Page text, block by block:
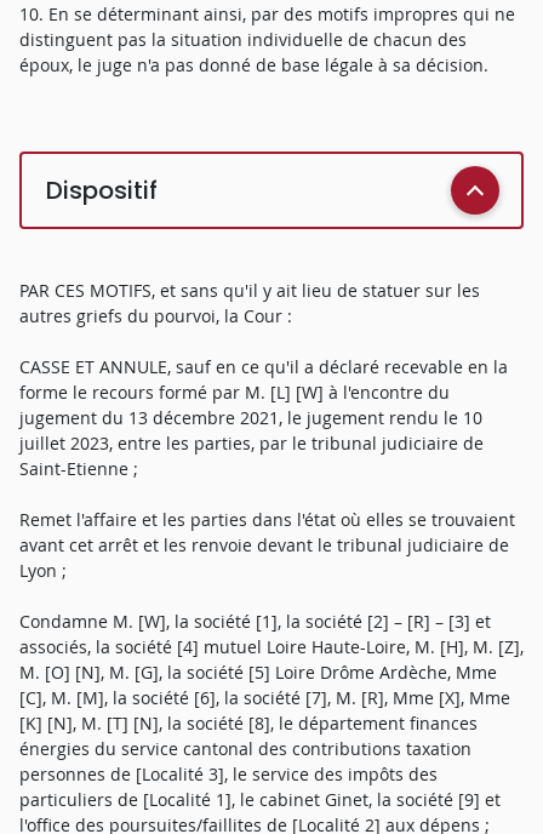
10. En se déterminant ainsi, par des motifs impropres qui ne
distinguent pas la situation individuelle de chacun des
époux, le juge n'a pas donné de base légale à sa décision.
Dispositif
PAR CES MOTIFS, et sans qu'il y ait lieu de statuer sur les
autres griefs du pourvoi, la Cour :
CASSE ET ANNULE, sauf en ce qu'il a déclaré recevable en la
forme le recours formé par M. [L] [W] à l'encontre du
jugement du 13 décembre 2021, le jugement rendu le 10
juillet 2023, entre les parties, par le tribunal judiciaire de
Saint-Etienne ;
Remet l'affaire et les parties dans l'état où elles se trouvaient
avant cet arrêt et les renvoie devant le tribunal judiciaire de
Lyon ;
Condamne M. [W], la société [1], la société [2] – [R] – [3] et
associés, la société [4] mutuel Loire Haute-Loire, M. [H], M. [Z],
M. [O] [N], M. [G], la société [5] Loire Drôme Ardèche, Mme
[C], M. [M], la société [6], la société [7], M. [R], Mme [X], Mme
[K] [N], M. [T] [N], la société [8], le département finances
énergies du service cantonal des contributions taxation
personnes de [Localité 3], le service des impôts des
particuliers de [Localité 1], le cabinet Ginet, la société [9] et
l'office des poursuites/faillites de [Localité 2] aux dépens ;